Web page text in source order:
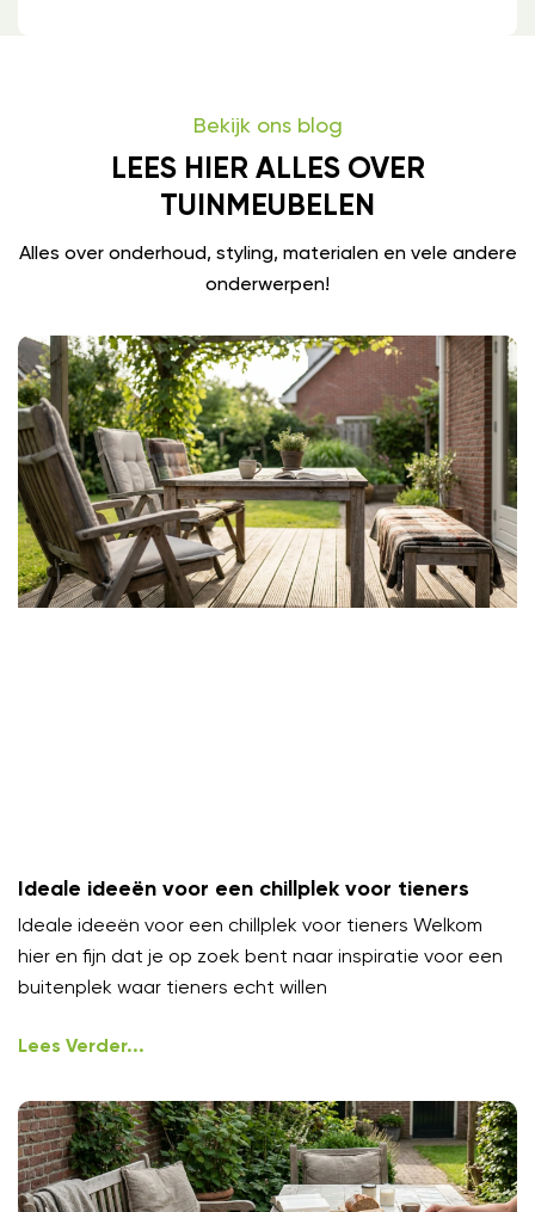
Bekijk ons blog
LEES HIER ALLES OVER
TUINMEUBELEN
Alles over onderhoud, styling, materialen en vele andere
onderwerpen!
Ideale ideeën voor een chillplek voor tieners
Ideale ideeën voor een chillplek voor tieners Welkom
hier en fijn dat je op zoek bent naar inspiratie voor een
buitenplek waar tieners echt willen
Lees Verder...